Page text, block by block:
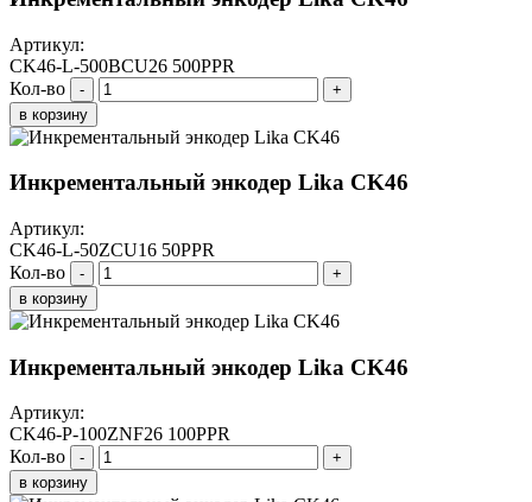
Артикул:
CK46-L-500BCU26 500PPR
Кол-во
-
+
в корзину
Инкрементальный энкодер Lika CK46
Артикул:
CK46-L-50ZCU16 50PPR
Кол-во
-
+
в корзину
Инкрементальный энкодер Lika CK46
Артикул:
CK46-P-100ZNF26 100PPR
Кол-во
-
+
в корзину